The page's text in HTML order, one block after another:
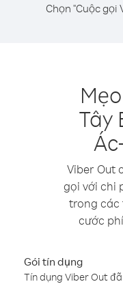
Chọn "Cuộc
Tây
Viber Out
gọi với chi
trong các
cước
Gói tín dụng
Tín dụng Viber Out